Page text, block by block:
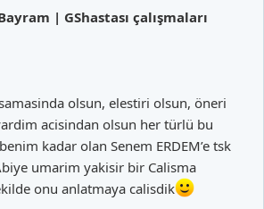
| GShastası çalışmaları
olsun, elestiri olsun, öneri
acisindan olsun her türlü bu
kadar olan Senem ERDEM’e tsk
umarim yakisir bir Calisma
onu anlatmaya calisdik